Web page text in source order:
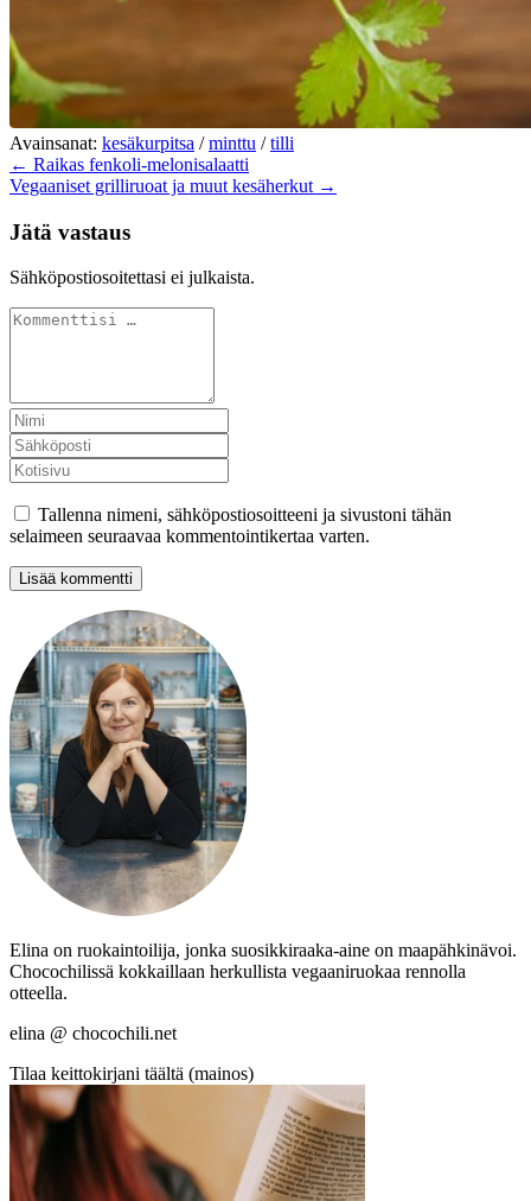
Avainsanat: kesäkurpitsa /minttu /tilli
← Raikas fenkoli-melonisalaatti
Vegaaniset grilliruoat ja muut kesäherkut →
Jätä vastaus
Sähköpostiosoitettasi ei julkaista.
Tallenna nimeni, sähköpostiosoitteeni ja sivustoni tähän
selaimeen seuraavaa kommentointikertaa varten.
Elina on ruokaintoilija, jonka suosikkiraaka-aine on maapähkinävoi.
Chocochilissä kokkaillaan herkullista vegaaniruokaa rennolla
otteella.
elina @ chocochili.net
Tilaa keittokirjani täältä (mainos)